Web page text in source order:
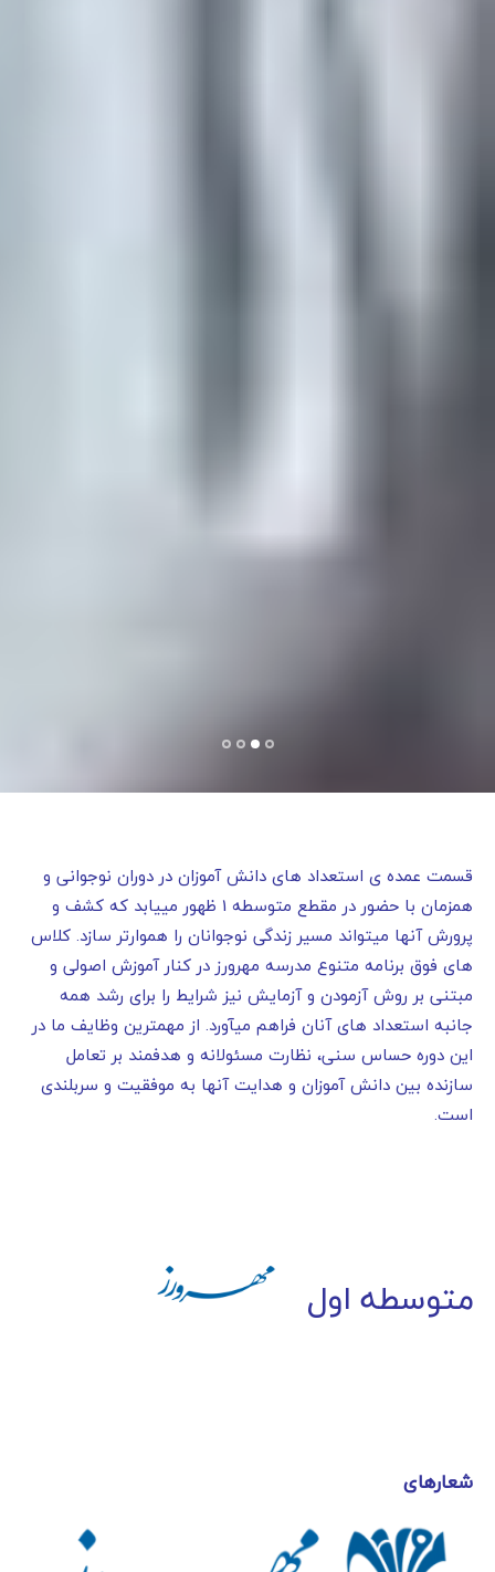
قسمت عمده ی استعداد های دانش آموزان در دوران نوجوانی و
همزمان با حضور در مقطع متوسطه 1 ظهور مییابد که کشف و
پرورش آنها میتواند مسیر زندگی نوجوانان را هموارتر سازد. کلاس
های فوق برنامه متنوع مدرسه مهرورز در کنار آموزش اصولی و
مبتنی بر روش آزمودن و آزمایش نیز شرایط را برای رشد همه
جانبه استعداد های آنان فراهم میآورد. از مهمترین وظایف ما در
این دوره حساس سنی، نظارت مسئولانه و هدفمند بر تعامل
سازنده بین دانش آموزان و هدایت آنها به موفقیت و سربلندی
است.
متوسطه اول
شعارهای